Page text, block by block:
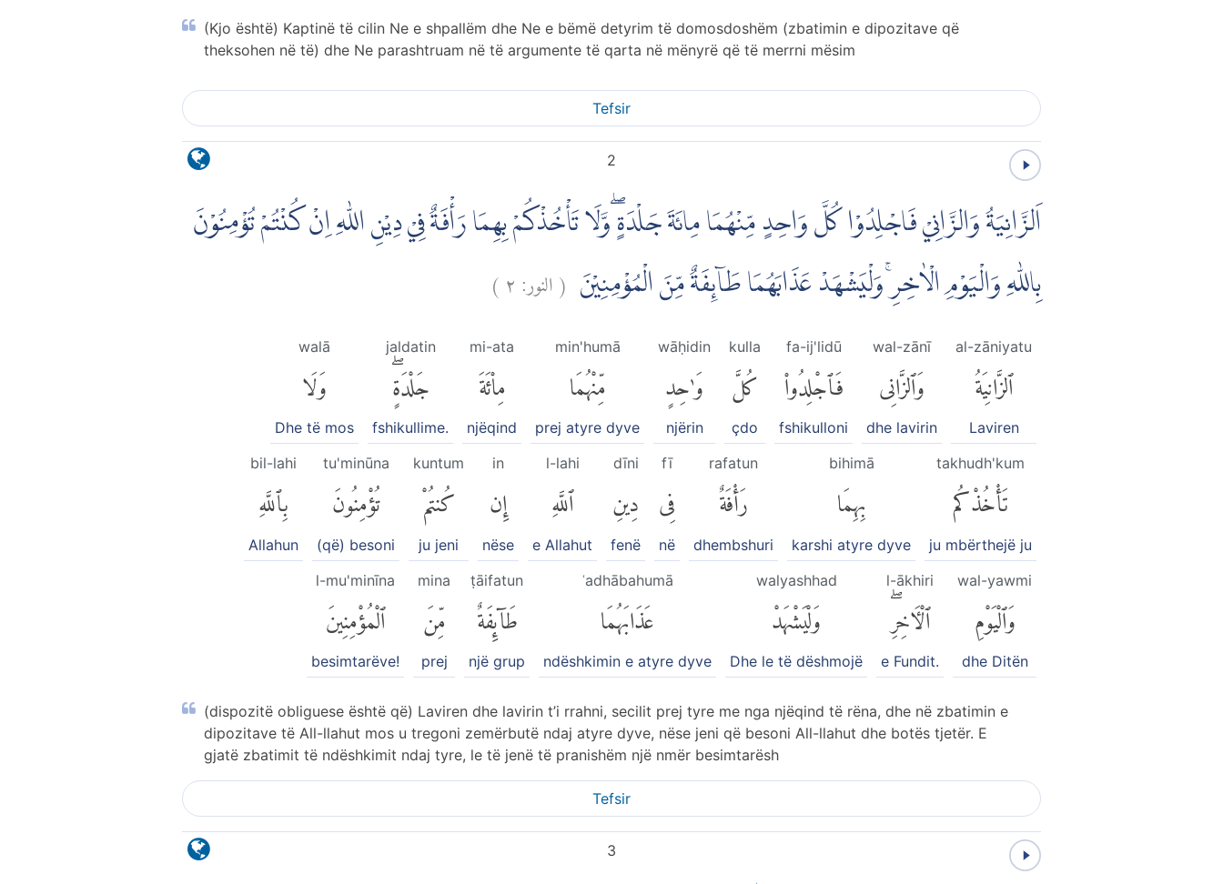
(Kjo është) Kaptinë të cilin Ne e shpallëm dhe Ne e bëmë detyrim të domosdoshëm (zbatimin e dipozitave që
theksohen në të) dhe Ne parashtruam në të argumente të qarta në mënyrë që të merrni mësim
Tefsir
2
اَلزَّانِيَةُ وَالزَّانِيْ فَاجْلِدُوْا كُلَّ وَاحِدٍ مِّنْهُمَا مِائَةَ جَلْدَةٍ ۖوَّلَا تَأْخُذْكُمْ بِهِمَا رَأْفَةٌ فِيْ دِيْنِ اللّٰهِ اِنْ كُنْتُمْ تُؤْمِنُوْنَ
بِاللّٰهِ وَالْيَوْمِ الْاٰخِرِۚ وَلْيَشْهَدْ عَذَابَهُمَا طَاۤىِٕفَةٌ مِّنَ الْمُؤْمِنِيْنَ (النور:٢)
al-zāniyatu
ٱلزَّانِيَةُ
Laviren
wal-zānī
وَٱلزَّانِى
dhe lavirin
fa-ij'lidū
فَٱجْلِدُوا۟
fshikulloni
kulla
كُلَّ
çdo
wāḥidin
وَٰحِدٍ
njërin
min'humā
مِّنْهُمَا
prej atyre dyve
mi-ata
مِا۟ئَةَ
njëqind
jaldatin
جَلْدَةٍۖ
fshikullime.
walā
وَلَا
Dhe të mos
takhudh'kum
تَأْخُذْكُم
ju mbërthejë ju
bihimā
بِهِمَا
karshi atyre dyve
rafatun
رَأْفَةٌ
dhembshuri
fī
فِى
në
dīni
دِينِ
fenë
l-lahi
ٱللَّهِ
e Allahut
in
إِن
nëse
kuntum
كُنتُمْ
ju jeni
tu'minūna
تُؤْمِنُونَ
(që) besoni
bil-lahi
بِٱللَّهِ
Allahun
wal-yawmi
وَٱلْيَوْمِ
dhe Ditën
l-ākhiri
ٱلْءَاخِرِۖ
e Fundit.
walyashhad
وَلْيَشْهَدْ
Dhe le të dëshmojë
ʿadhābahumā
عَذَابَهُمَا
ndëshkimin e atyre dyve
ṭāifatun
طَآئِفَةٌ
një grup
mina
مِّنَ
prej
l-mu'minīna
ٱلْمُؤْمِنِينَ
besimtarëve!
(dispozitë obliguese është që) Laviren dhe lavirin t’i rrahni, secilit prej tyre me nga njëqind të rëna, dhe në zbatimin e
dipozitave të All-llahut mos u tregoni zemërbutë ndaj atyre dyve, nëse jeni që besoni All-llahut dhe botës tjetër. E
gjatë zbatimit të ndëshkimit ndaj tyre, le të jenë të pranishëm një nmër besimtarësh
Tefsir
3